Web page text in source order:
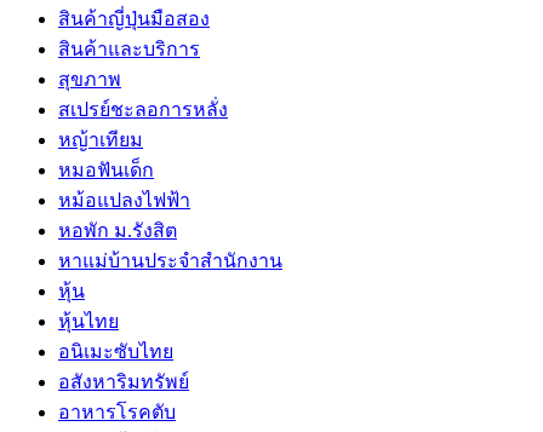
สินค้าญี่ปุ่นมือสอง
สินค้าและบริการ
สุขภาพ
สเปรย์ชะลอการหลั่ง
หญ้าเทียม
หมอฟันเด็ก
หม้อแปลงไฟฟ้า
หอพัก ม.รังสิต
หาแม่บ้านประจำสำนักงาน
หุ้น
หุ้นไทย
อนิเมะซับไทย
อสังหาริมทรัพย์
อาหารโรคตับ